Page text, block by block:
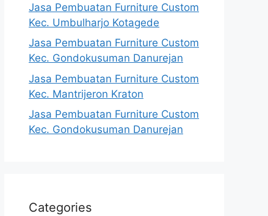
Jasa Pembuatan Furniture Custom
Kec. Umbulharjo Kotagede
Jasa Pembuatan Furniture Custom
Kec. Gondokusuman Danurejan
Jasa Pembuatan Furniture Custom
Kec. Mantrijeron Kraton
Jasa Pembuatan Furniture Custom
Kec. Gondokusuman Danurejan
Categories